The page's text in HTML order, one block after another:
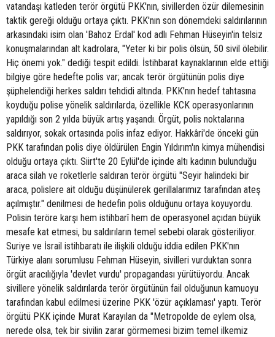
vatandaşı katleden terör örgütü PKK'nın, sivillerden özür dilemesinin
taktik gereği olduğu ortaya çıktı. PKK'nın son dönemdeki saldırılarının
arkasındaki isim olan 'Bahoz Erdal' kod adlı Fehman Hüseyin'in telsiz
konuşmalarından alt kadrolara, "Yeter ki bir polis ölsün, 50 sivil ölebilir.
Hiç önemi yok." dediği tespit edildi. İstihbarat kaynaklarının elde ettiği
bilgiye göre hedefte polis var; ancak terör örgütünün polis diye
şüphelendiği herkes saldırı tehdidi altında. PKK'nın hedef tahtasına
koyduğu polise yönelik saldırılarda, özellikle KCK operasyonlarının
yapıldığı son 2 yılda büyük artış yaşandı. Örgüt, polis noktalarına
saldırıyor, sokak ortasında polis infaz ediyor. Hakkâri'de önceki gün
PKK tarafından polis diye öldürülen Engin Yıldırım'ın kimya mühendisi
olduğu ortaya çıktı. Siirt'te 20 Eylül'de içinde altı kadının bulunduğu
araca silah ve roketlerle saldıran terör örgütü "Seyir halindeki bir
araca, polislere ait olduğu düşünülerek gerillalarımız tarafından ateş
açılmıştır." denilmesi de hedefin polis olduğunu ortaya koyuyordu.
Polisin teröre karşı hem istihbarî hem de operasyonel açıdan büyük
mesafe kat etmesi, bu saldırıların temel sebebi olarak gösteriliyor.
Suriye ve İsrail istihbaratı ile ilişkili olduğu iddia edilen PKK'nın
Türkiye alanı sorumlusu Fehman Hüseyin, sivilleri vurduktan sonra
örgüt aracılığıyla 'devlet vurdu' propagandası yürütüyordu. Ancak
sivillere yönelik saldırılarda terör örgütünün fail olduğunun kamuoyu
tarafından kabul edilmesi üzerine PKK 'özür açıklaması' yaptı. Terör
örgütü PKK içinde Murat Karayılan da "Metropolde de eylem olsa,
nerede olsa, tek bir sivilin zarar görmemesi bizim temel ilkemiz